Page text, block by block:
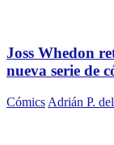
Joss Whedon
nueva serie de
Cómics Adrián P.